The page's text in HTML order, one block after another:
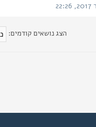
הצג נושאים קודמים: